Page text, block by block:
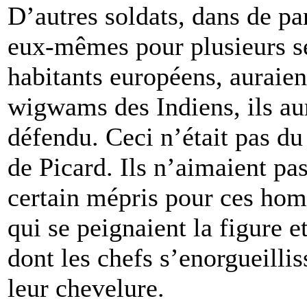
D’autres soldats, dans de
eux-mêmes pour plusieurs
habitants européens,
wigwams des Indiens, ils
défendu. Ceci n’était pas
de Picard. Ils n’aimaient
certain mépris pour ces
qui se peignaient la figure
dont les chefs
leur chevelure.